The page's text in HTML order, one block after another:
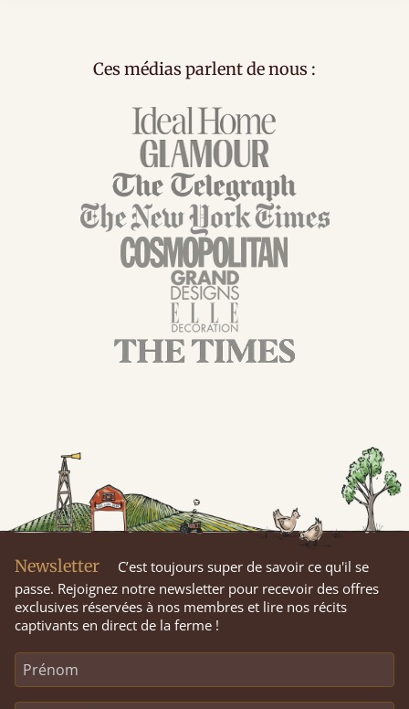
Ces médias parlent de nous :
Newsletter
C’est toujours super de savoir ce qu'il se
passe. Rejoignez notre newsletter pour recevoir des offres
exclusives réservées à nos membres et lire nos récits
captivants en direct de la ferme !